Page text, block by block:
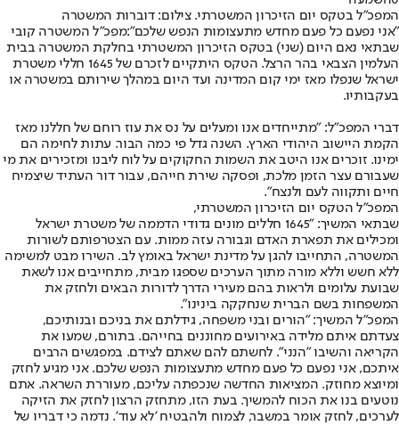
המפכ"ל בטקס יום הזיכרון המשטרתי. צילום: דוברות המשטרה
"אני נפעם כל פעם מחדש מתעצומות הנפש שלכם":מפכ"ל המשטרה קובי
שבתאי נאם היום (שני) בטקס הזיכרון המשטרתי בחלקת המשטרה בבית
העלמין הצבאי בהר הרצל. הטקס היתקיים לזכרם של 1645 חללי משטרת
ישראל שנפלו מאז ימי קום המדינה ועד היום במהלך שירותם במשטרה או
בעקבותיו.
דברי המפכ"ל: "מתייחדים אנו ומעלים על נס את עוז רוחם של חללנו מאז
הקמת היישוב היהודי הארץ. השנה גדל פי כמה הבור. עתות לחימה הם
ימינו. זוכרים אנו היטב את השמות החקוקים על לוח ליבנו ומזכירים את מי
שעבורם עצר הזמן מלכת, ופסקה שירת חייהם, עבור דור העתיד שיצמיח
חיים ותקווה לעם ולנצח".
המפכ"ל הטקס יום הזיכרון המשטרתי,
שבתאי המשיך: "1645 חללים מונים גדודי הדממה של משטרת ישראל
ומכילים את תפארת האדם וגבורה עזה ממות. עם הצטרפותם לשורות
המשטרה, התחייבו להגן על מדינת ישראל באומץ לב. השירו מבט למשימה
ללא חשש וללא מורה מתוך הערכים שספגו מבית, מתחייבים אנו לשאת
שבועת עלומים ולראות בהם מעירי הדרך לדורות הבאים ולחזק את
המשפחות בשם הברית שנחקקה בינינו".
המפכ"ל המשיך: "הורים ובני משפחה, גידלתם את בניכם ובנותיכם,
צעדתם איתם מלידה באירועים מחוננים בחייהם. בתורם, שמעו את
הקריאה והשיבו "הנני". לחשתם להם שאתם לצידם. במפגשים הרבים
איתכם, אני נפעם כל פעם מחדש מתעצומות הנפש שלכם. אני מגיע לחזק
ומיוצא מחוזק. המציאות החדשה שנכפתה עליכם, מעוררת השראה. אתם
נוטעים בנו את הכוח להמשיך. בעת הזו, מתחזק הרצון לחזק את הזיקה
לערכים, לחזק אומר במשבר, לצמוח ולהבטיח 'לא עוד'. נדמה כי דבריו של